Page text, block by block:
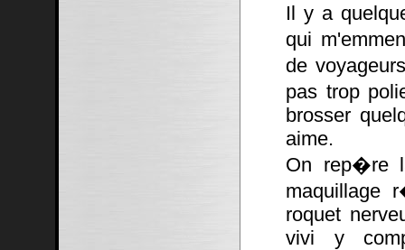
Il y a
qui
de
pas trop
brosser
aime.
On rep�re
roquet
vivi y